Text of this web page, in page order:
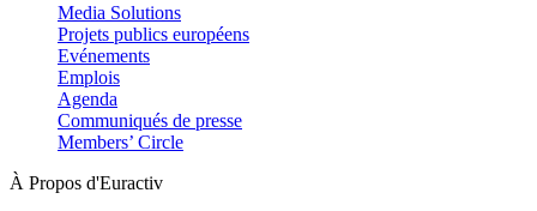
Media Solutions
Projets publics européens
Evénements
Emplois
Agenda
Communiqués de presse
Members’ Circle
À Propos d'Euractiv